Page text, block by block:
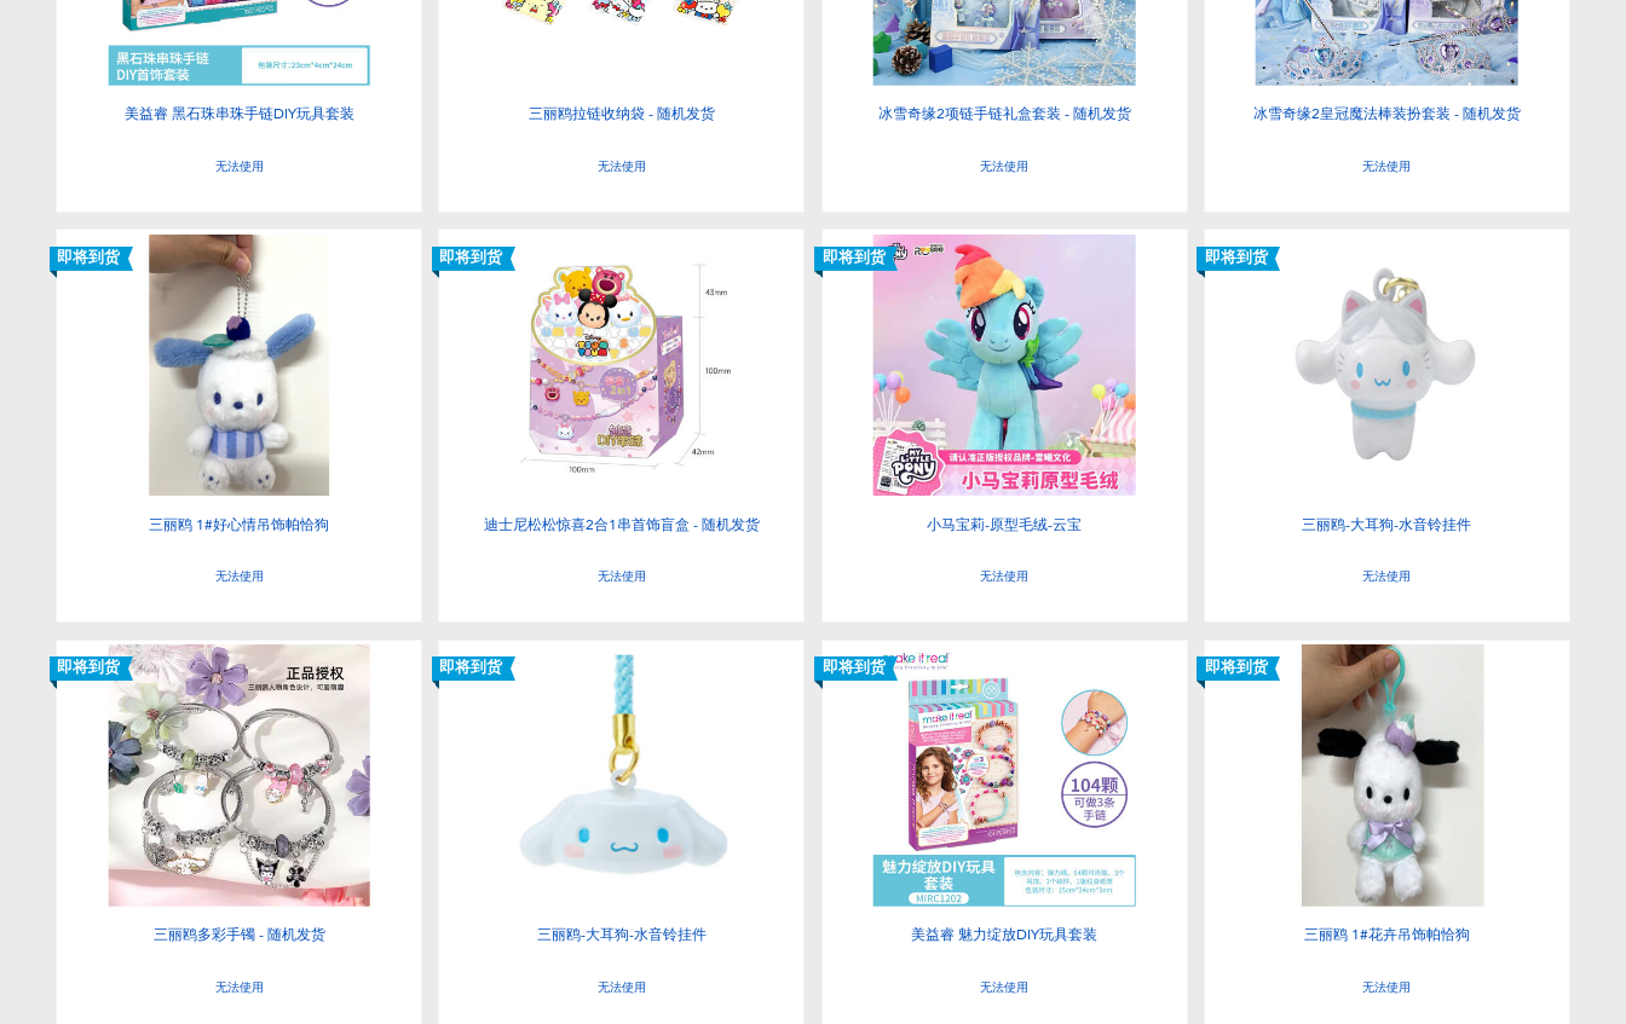
美益睿 黑石珠串珠手链DIY玩具套装
无法使用
三丽鸥拉链收纳袋 - 随机发货
无法使用
冰雪奇缘2项链手链礼盒套装 - 随机发货
无法使用
冰雪奇缘2皇冠魔法棒装扮套装 - 随机发货
无法使用
即将到货
三丽鸥 1#好心情吊饰帕恰狗
无法使用
即将到货
迪士尼松松惊喜2合1串首饰盲盒 - 随机发货
无法使用
即将到货
小马宝莉-原型毛绒-云宝
无法使用
即将到货
三丽鸥-大耳狗-水音铃挂件
无法使用
即将到货
三丽鸥多彩手镯 - 随机发货
无法使用
即将到货
三丽鸥-大耳狗-水音铃挂件
无法使用
即将到货
美益睿 魅力绽放DIY玩具套装
无法使用
即将到货
三丽鸥 1#花卉吊饰帕恰狗
无法使用